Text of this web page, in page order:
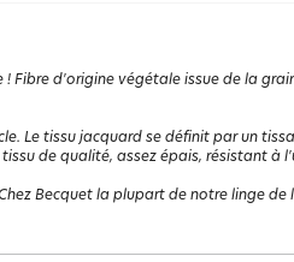
Fibre d'origine végétale issue de la
Le tissu jacquard se définit par un
de qualité, assez épais, résistant à
Becquet la plupart de notre linge de